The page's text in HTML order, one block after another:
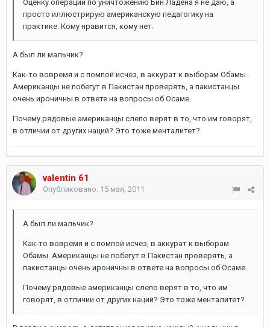
Оценку операции по уничтожению Бин Ладена я не даю, а
просто иллюстрирую американскую педагогику на
практике. Кому нравится, кому нет.
А был ли мальчик?
Как-то вовремя и с помпой исчез, в аккурат к выборам Обамы.
Американцы не побегут в Пакистан проверять, а пакистанцы
очень ироничны в ответе на вопросы об Осаме.
Почему рядовые американцы слепо верят в то, что им говорят,
в отличии от других наций? Это тоже менталитет?
valentin 61
Опубликовано: 15 мая, 2011
А был ли мальчик?
Как-то вовремя и с помпой исчез, в аккурат к выборам
Обамы. Американцы не побегут в Пакистан проверять, а
пакистанцы очень ироничны в ответе на вопросы об Осаме.
Почему рядовые американцы слепо верят в то, что им
говорят, в отличии от других наций? Это тоже менталитет?